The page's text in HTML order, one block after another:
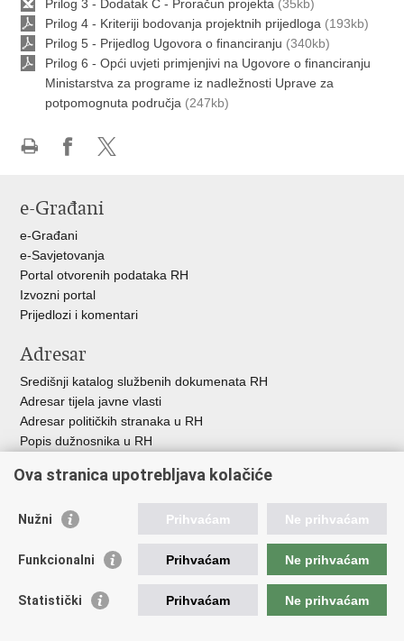
Prilog 3 - Dodatak C - Proračun projekta (35kb)
Prilog 4 - Kriteriji bodovanja projektnih prijedloga (193kb)
Prilog 5 - Prijedlog Ugovora o financiranju (340kb)
Prilog 6 - Opći uvjeti primjenjivi na Ugovore o financiranju
Ministarstva za programe iz nadležnosti Uprave za
potpomognuta područja (247kb)
Facebooku
X-
e-Građani
e-Građani
e-Savjetovanja
Portal otvorenih podataka RH
Izvozni portal
Prijedlozi i komentari
Adresar
Središnji katalog službenih dokumenata RH
Adresar tijela javne vlasti
Adresar političkih stranaka u RH
Popis dužnosnika u RH
Pozivi za žurnu pomoć
Važne poveznice
Strukturni i investicijski fondovi
Središnja agencija za financiranje i ugovaranje
Predstavništvo Europske komisije u Hrvatskoj
Ova stranica upotrebljava kolačiće
Nužni Prihvaćam Ne prihvaćam
Funkcionalni Prihvaćam Ne prihvaćam
Statistički Prihvaćam Ne prihvaćam